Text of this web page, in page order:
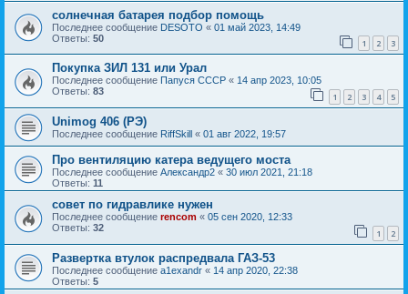
солнечная батарея подбор помощь
Последнее сообщение DESOTO « 01 май 2023, 14:49
Ответы: 50 1 2 3
Покупка ЗИЛ 131 или Урал
Последнее сообщение Папуся СССР « 14 апр 2023, 10:05
Ответы: 83 1 2 3 4 5
Unimog 406 (РЭ)
Последнее сообщение RiffSkill « 01 авг 2022, 19:57
Про вентиляцию катера ведущего моста
Последнее сообщение Александр2 « 30 июл 2021, 21:18
Ответы: 11
совет по гидравлике нужен
Последнее сообщение rencom « 05 сен 2020, 12:33
Ответы: 32 1 2
Развертка втулок распредвала ГАЗ-53
Последнее сообщение a1exandr « 14 апр 2020, 22:38
Ответы: 5